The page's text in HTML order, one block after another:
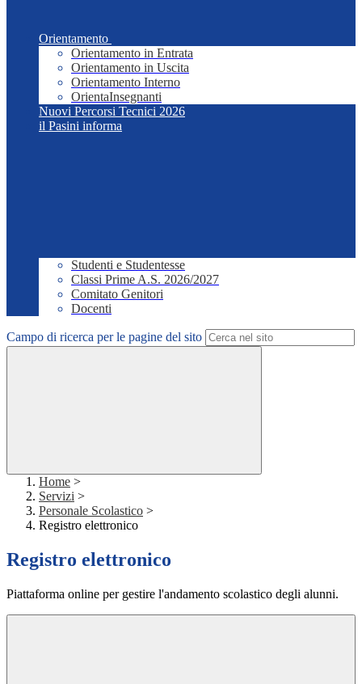
Orientamento
Orientamento in Entrata
Orientamento in Uscita
Orientamento Interno
OrientaInsegnanti
Nuovi Percorsi Tecnici 2026
il Pasini informa
Studenti e Studentesse
Classi Prime A.S. 2026/2027
Comitato Genitori
Docenti
Campo di ricerca per le pagine del sito
Home >
Servizi >
Personale Scolastico >
Registro elettronico
Registro elettronico
Piattaforma online per gestire l'andamento scolastico degli alunni.